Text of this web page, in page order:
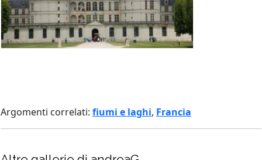
Argomenti correlati: fiumi e laghi, Francia